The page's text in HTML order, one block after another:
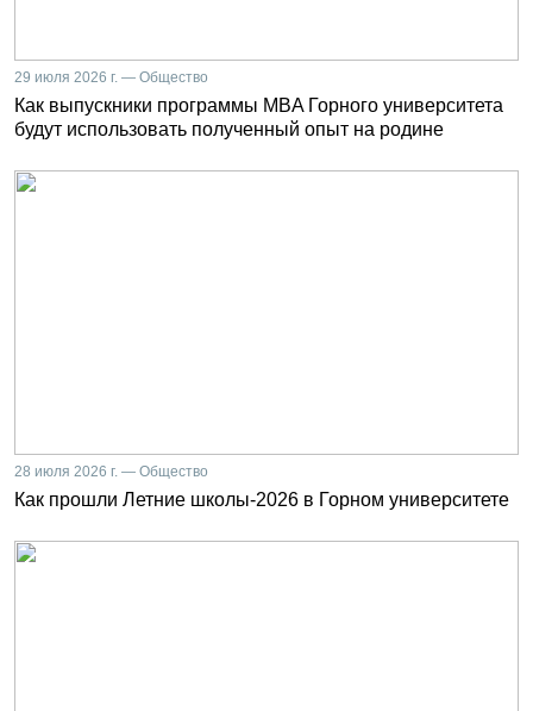
29 июля 2026 г. — Общество
Как выпускники программы MBA Горного университета
будут использовать полученный опыт на родине
28 июля 2026 г. — Общество
Как прошли Летние школы-2026 в Горном университете